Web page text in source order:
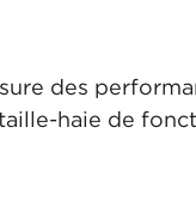
des
haie de